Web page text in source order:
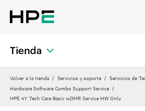
Tienda
Volver a la tienda Servicios y soporte
Servicios de
Hardware Software Combo Support Service
HPE 4Y Tech Care Basic wDMR Service HW Only